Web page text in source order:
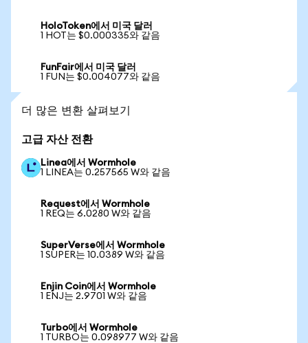
HoloToken에서 미국 달러
1 HOT는 $0.000335와 같음
FunFair에서 미국 달러
1 FUN는 $0.004077와 같음
더 많은 변환 살펴보기
고급 자산 전환
Linea에서 Wormhole
1 LINEA는 0.257565 W와 같음
Request에서 Wormhole
1 REQ는 6.0280 W와 같음
SuperVerse에서 Wormhole
1 SUPER는 10.0389 W와 같음
Enjin Coin에서 Wormhole
1 ENJ는 2.9701 W와 같음
Turbo에서 Wormhole
1 TURBO는 0.098977 W와 같음